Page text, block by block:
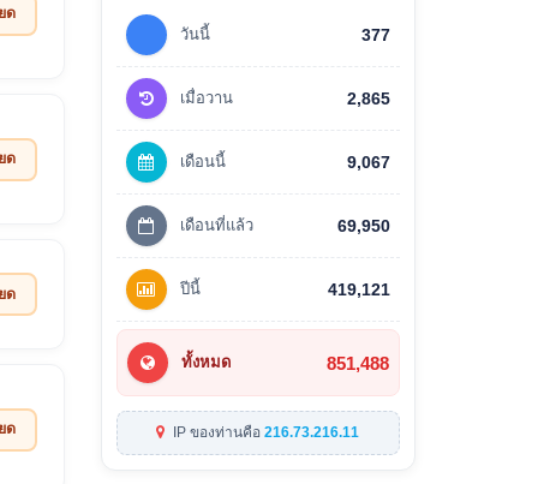
ด
ด
ด
ด
วันนี้ 377
เมื่อวาน 2,865
เดือนนี้ 9,067
เดือนที่แล้ว 69,950
ปีนี้ 419,121
ทั้งหมด 851,488
IP ของท่านคือ216.73.216.11